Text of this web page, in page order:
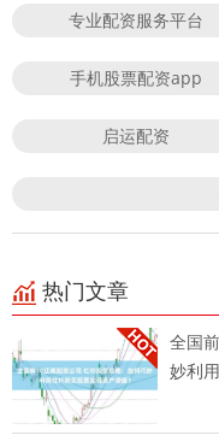
专业配资服务平台
手机股票配资app
启运配资
热门文章
全国
妙利